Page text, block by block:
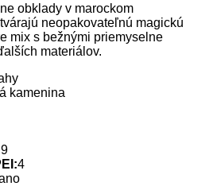
obklady v marockom
neopakovateľnú magickú
mix s bežnými priemyselne
materiálov.
kamenina
4